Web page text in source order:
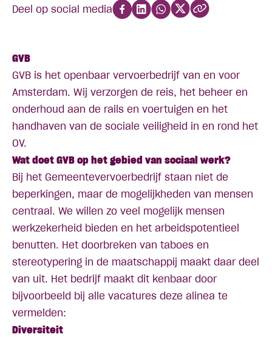
Deel op social media
GVB
GVB is het openbaar vervoerbedrijf van en voor
Amsterdam. Wij verzorgen de reis, het beheer en
onderhoud aan de rails en voertuigen en het
handhaven van de sociale veiligheid in en rond het
OV.
Wat doet GVB op het gebied van sociaal werk?
Bij het Gemeentevervoerbedrijf staan niet de
beperkingen, maar de mogelijkheden van mensen
centraal. We willen zo veel mogelijk mensen
werkzekerheid bieden en het arbeidspotentieel
benutten. Het doorbreken van taboes en
stereotypering in de maatschappij maakt daar deel
van uit. Het bedrijf maakt dit kenbaar door
bijvoorbeeld bij alle vacatures deze alinea te
vermelden:
Diversiteit